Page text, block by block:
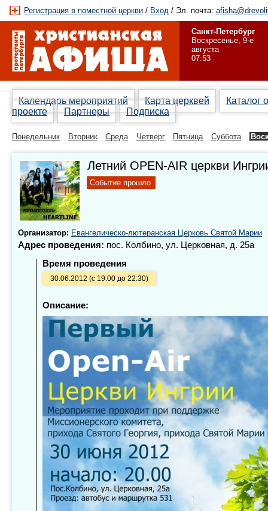
Регистрация в поместной церкви / Вход / Эл. почта:
Санкт-Петербург
Воскресенье, 9-е
августа
07:53
Календарь мероприятий Карта церквей
Каталог
проекте
Партнеры Подписка
Понедельник Вторник Среда Четверг Пятница Суббота
Летний OPEN-AIR церкви
Событие прошло
Организатор: Евангелическо-лютеранская Церковь Святой Марии
Адрес проведения: пос. Колбино, ул. Церковная, д. 25а
Время проведения
30.06.2012 (с 19:00 до 22:30)
Описание: